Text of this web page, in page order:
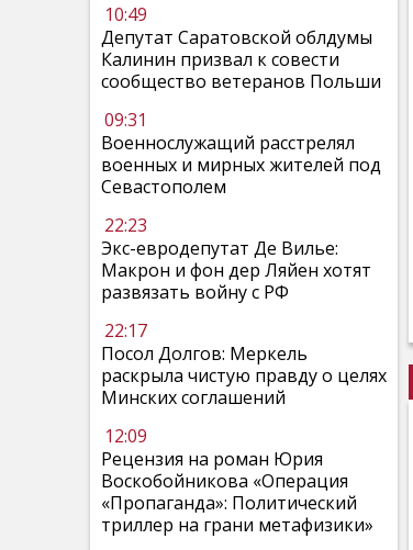
10:49
Депутат Саратовской облдумы
Калинин призвал к совести
сообщество ветеранов Польши
09:31
Военнослужащий расстрелял
военных и мирных жителей под
Севастополем
22:23
Экс-евродепутат Де Вилье:
Макрон и фон дер Ляйен хотят
развязать войну с РФ
22:17
Посол Долгов: Меркель
раскрыла чистую правду о целях
Минских соглашений
12:09
Рецензия на роман Юрия
Воскобойникова «Операция
«Пропаганда»: Политический
триллер на грани метафизики»